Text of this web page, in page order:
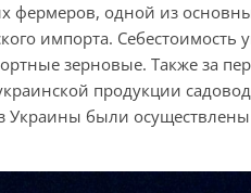
фермеров, одной из
импорта. Себестоимость
зерновые. Также за
продукции
Украины были